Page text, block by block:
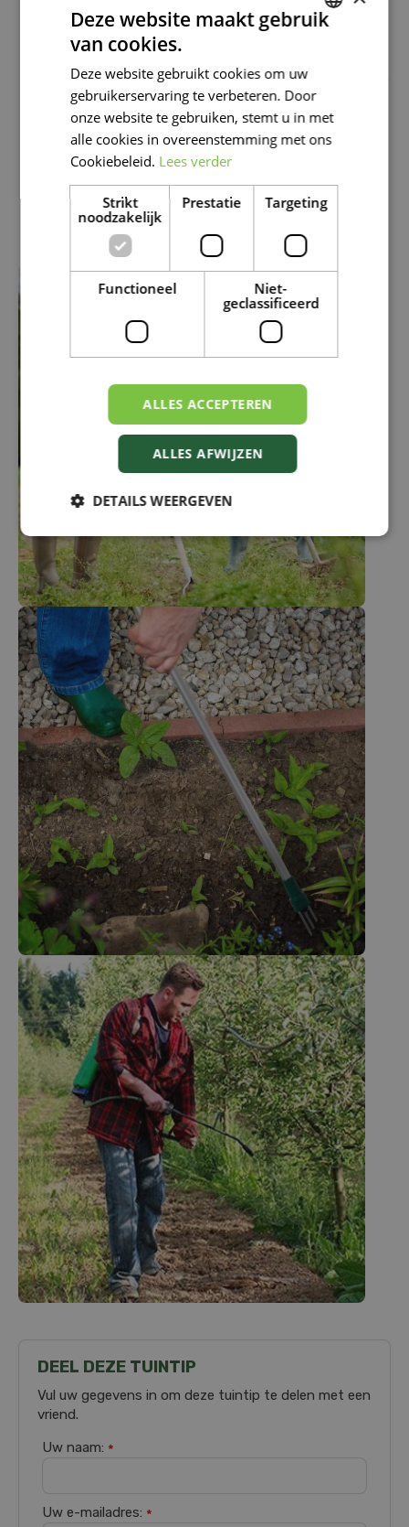
te vegen.
Spuiten. Bestrijdingsmiddelen zijn slecht voor het
bestrijding van onkruid toegelaten. Enkele ecologisch
verantwoorde middelen kunt u nog wel gebruiken.
Bespuit de bladeren met een ecologisch
verantwoord middel. De werkzame stof wordt via
het blad opgenomen en doodt de plant tot in de
uur droog blijft.
DEEL DEZE TUINTIP
Vul uw gegevens in om deze tuintip te delen met een
vriend.
Uw naam: *
Uw e-mailadres: *
Deze website maakt gebruik
van cookies.
Deze website gebruikt cookies om uw
gebruikerservaring te verbeteren. Door
onze website te gebruiken, stemt u in met
alle cookies in overeenstemming met ons
Cookiebeleid. Lees verder
Strikt
noodzakelijk
Prestatie Targeting
Functioneel
Niet-
geclassificeerd
ALLES ACCEPTEREN
ALLES AFWIJZEN
DETAILS WEERGEVEN